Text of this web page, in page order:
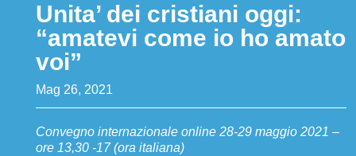
Unita’ dei cristiani oggi:
“amatevi come io ho amato
voi”
Mag 26, 2021
Convegno internazionale online 28-29 maggio 2021 –
ore 13,30 -17 (ora italiana)